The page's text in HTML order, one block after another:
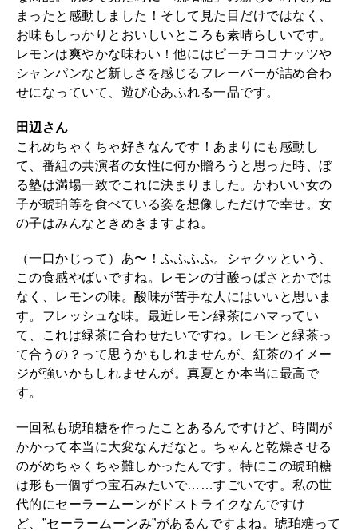
まったと感動しました！そして見た目だけではなく、
お味もしっかりとおいしいところも素晴らしいです。
レモンは爽やかな味わい！他にはピーチココナッツや
シャンパンなど新しさを感じるフレーバーが詰め合わ
せになっていて、遊び心あふれる一品です。
田辺さん
これめちゃくちゃ好きなんです！あまりにも感動し
て、番組の共演者の女性に何か贈ろうと思った時、ぼ
る塾は満場一致でこれに決まりました。かわいい女の
子が琥珀等を食べている姿を想像しただけで幸せ。女
の子はみんなときめきますよね。
（一口かじって）あ〜！ふふふふ。シャクッという、
この食感やばいですね。レモンの甘酸っぱさとかでは
なく、レモンの味。酸味が苦手な人にはいいと思いま
す。フレッシュな味。最近レモン緑茶にハマってい
て、これは緑茶に合わせたいですね。レモンと緑茶っ
て合うの？って思うかもしれませんが、紅茶のイメー
ジが強いかもしれませんが。真夏とか本当に最高で
す。
一回私も琥珀糖を作ったことあるんですけど、時間が
かかって本当に大変なんだなと。ちゃんと乾燥させる
のがめちゃくちゃ難しかったんです。特にこの琥珀糖
は形も一個ずつ宝石みたいで……すごいです。私の世
代的にセーラームーンがドストライクなんですけ
ど、”セーラームーンみ”があるんですよね。琥珀糖って